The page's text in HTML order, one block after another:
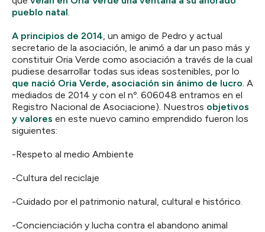
pueblo natal.
A principios de 2014, un amigo de Pedro y actual
secretario de la asociación, le animó a dar un paso más y
constituir Oria Verde como asociación a través de la cual
pudiese desarrollar todas sus ideas sostenibles, por lo
que nació Oria Verde, asociación sin ánimo de lucro. A
mediados de 2014 y con el nº. 606048 entramos en el
Registro Nacional de Asociacione). Nuestros objetivos
y valores en este nuevo camino emprendido fueron los
siguientes:
-Respeto al medio Ambiente
-Cultura del reciclaje
-Cuidado por el patrimonio natural, cultural e histórico.
-Concienciación y lucha contra el abandono animal